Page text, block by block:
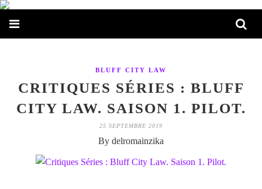
BLUFF CITY LAW
CRITIQUES SÉRIES : BLUFF
CITY LAW. SAISON 1. PILOT.
25 SEPTEMBRE 2019
By delromainzika